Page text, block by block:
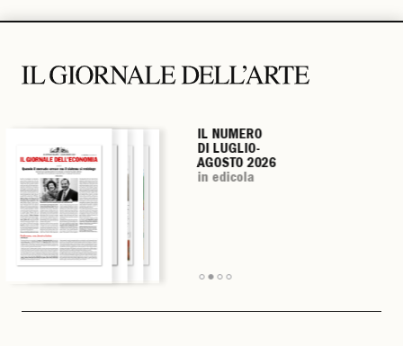
IL NUMERO
DI LUGLIO-
AGOSTO 2026
in edicola
IL NUMERO
DI LUGLIO-
AGOSTO 2026
in edicola
IL NUMERO
DI LUGLIO-
AGOSTO 2026
in edicola
IL NUMERO
DI LUGLIO-
AGOSTO 2026
in edicola